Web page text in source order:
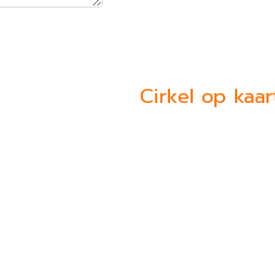
Cirkel op